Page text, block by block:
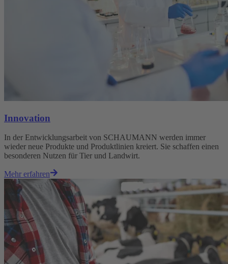
Innovation
In der Entwicklungsarbeit von SCHAUMANN werden immer
wieder neue Produkte und Produktlinien kreiert. Sie schaffen einen
besonderen Nutzen für Tier und Landwirt.
Mehr erfahren